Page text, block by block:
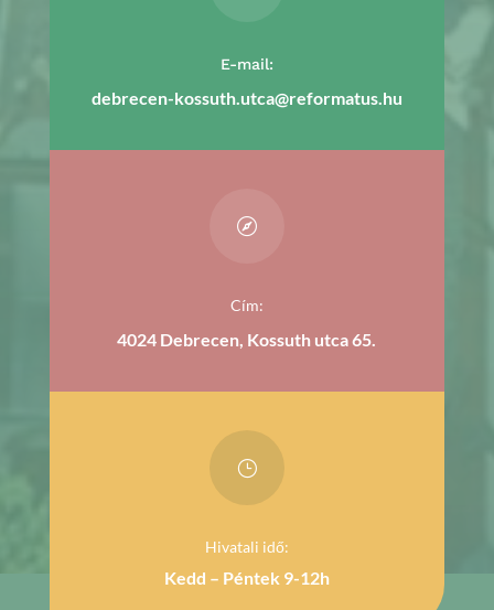
E-mail:
debrecen-kossuth.utca@reformatus.hu

Cím:
4024 Debrecen, Kossuth utca 65.
}
Hivatali idő:
Kedd – Péntek 9-12h